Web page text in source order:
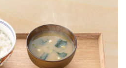
吉野家の歴史